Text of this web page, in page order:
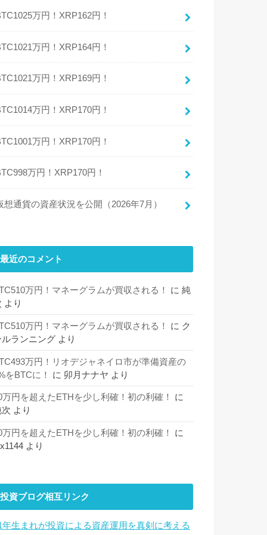
万円！XRP162円！
万円！XRP164円！
万円！XRP169円！
万円！XRP170円！
万円！XRP170円！
万円！XRP170円！
想通貨の資産状況を公開（2026年7月）
最近のコメント
万円！マネーグラムが買収される！ に 純
より
万円！マネーグラムが買収される！ に ク
ルランニング より
万円！リオデジャネイロ市が準備資産の
をBTCに！
に 卯月ナナヤ より
万円を超えたETHを少し利確！初の利確！
に
より
万円を超えたETHを少し利確！初の利確！
に
より
投資ブログ相互リンク
年生まれが投資による資産運用を真剣に考える